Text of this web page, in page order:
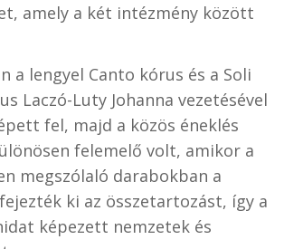
amely a két intézmény között
a lengyel Canto kórus és a Soli
Laczó-Luty Johanna vezetésével
fel, majd a közös éneklés
felemelő volt, amikor a
megszólaló darabokban a
ki az összetartozást, így a
képezett nemzetek és